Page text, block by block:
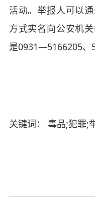
活动。举报人可以
方式实名向公安机
是0931—5166205、
关键词： 毒品;犯罪;